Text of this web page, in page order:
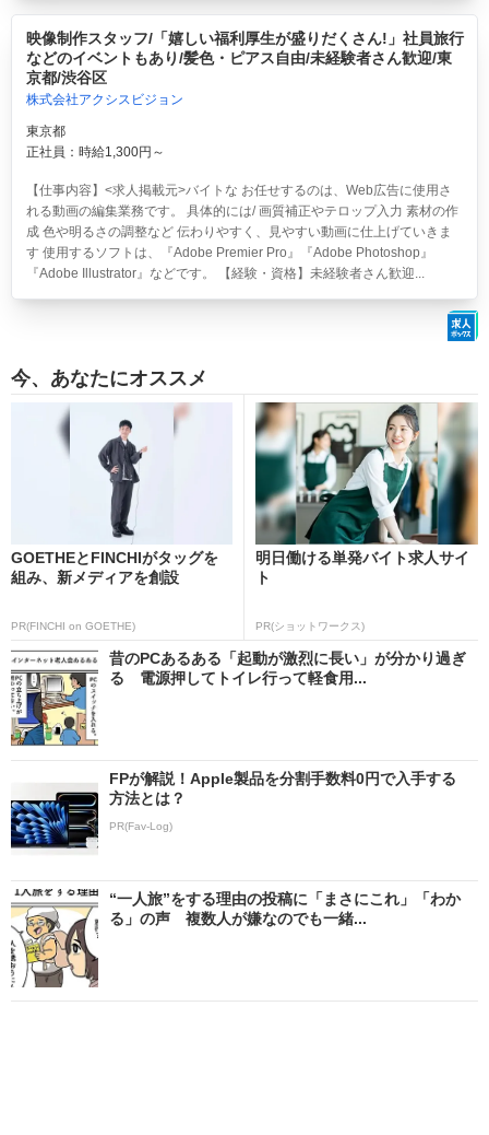
映像制作スタッフ/「嬉しい福利厚生が盛りだくさん!」社員旅行
などのイベントもあり/髪色・ピアス自由/未経験者さん歓迎/東
京都/渋谷区
株式会社アクシスビジョン
東京都
正社員：時給1,300円～
【仕事内容】<求人掲載元>バイトな お任せするのは、Web広告に使用さ
れる動画の編集業務です。 具体的には/ 画質補正やテロップ入力 素材の作
成 色や明るさの調整など 伝わりやすく、見やすい動画に仕上げていきま
す 使用するソフトは、『Adobe Premier Pro』『Adobe Photoshop』
『Adobe Illustrator』などです。 【経験・資格】未経験者さん歓迎...
今、あなたにオススメ
GOETHEとFINCHIがタッグを
組み、新メディアを創設
PR(FINCHI on GOETHE)
明日働ける単発バイト求人サイ
ト
PR(ショットワークス)
昔のPCあるある「起動が激烈に長い」が分かり過ぎ
る 電源押してトイレ行って軽食用...
FPが解説！Apple製品を分割手数料0円で入手する
方法とは？
PR(Fav-Log)
“一人旅”をする理由の投稿に「まさにこれ」「わか
る」の声 複数人が嫌なのでも一緒...